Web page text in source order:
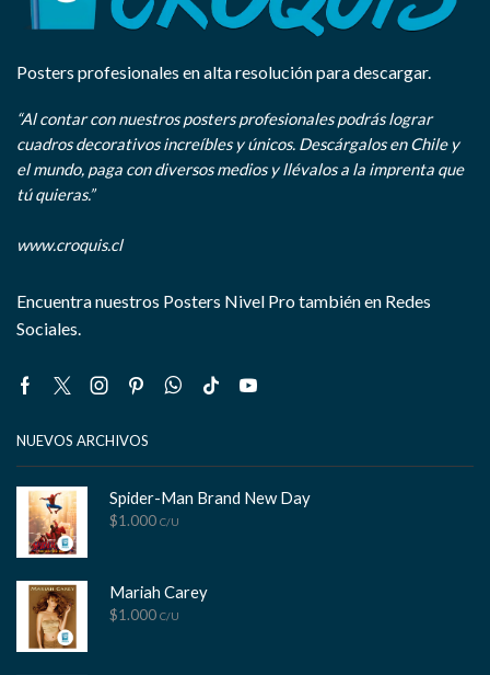
Posters profesionales en alta resolución para descargar.
“Al contar con nuestros posters profesionales podrás lograr
cuadros decorativos increíbles y únicos. Descárgalos en Chile y
el mundo, paga con diversos medios y llévalos a la imprenta que
tú quieras.”
www.croquis.cl
Encuentra nuestros Posters Nivel Pro también en Redes
Sociales.
Facebook
TwitterInstagram
PinterestWhatsapp
Tik- Youtube
NUEVOS ARCHIVOS
Spider-Man Brand New Day
$1.000 C/U
Mariah Carey
$1.000 C/U